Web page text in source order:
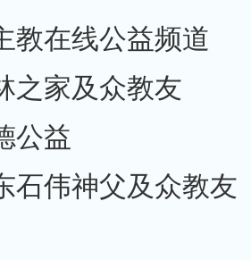
在线公益频道
家及众教友
益
伟神父及众教友